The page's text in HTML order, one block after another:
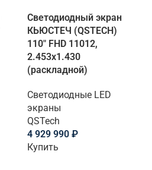
Светодиодный экран
КЬЮСТЕЧ (QSTECH)
110" FHD 11012,
2.453х1.430
(раскладной)
Светодиодные LED
экраны
QSTech
4 929 990 ₽
Купить